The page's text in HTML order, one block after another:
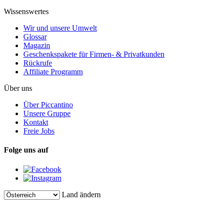
Wissenswertes
Wir und unsere Umwelt
Glossar
Magazin
Geschenkspakete für Firmen- & Privatkunden
Rückrufe
Affiliate Programm
Über uns
Über Piccantino
Unsere Gruppe
Kontakt
Freie Jobs
Folge uns auf
Land ändern